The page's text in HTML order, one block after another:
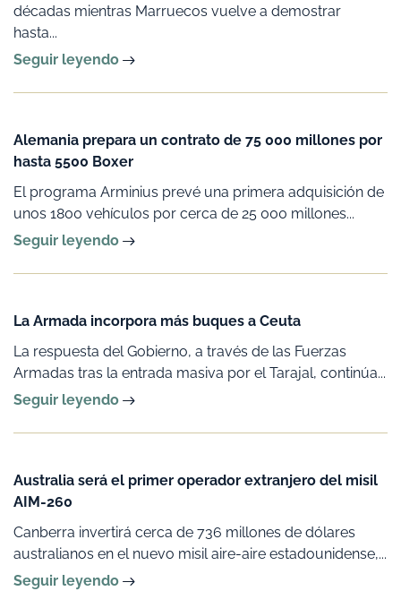
décadas mientras Marruecos vuelve a demostrar
hasta...
Seguir leyendo
Alemania prepara un contrato de 75 000 millones por
hasta 5500 Boxer
El programa Arminius prevé una primera adquisición de
unos 1800 vehículos por cerca de 25 000 millones...
Seguir leyendo
La Armada incorpora más buques a Ceuta
La respuesta del Gobierno, a través de las Fuerzas
Armadas tras la entrada masiva por el Tarajal, continúa...
Seguir leyendo
Australia será el primer operador extranjero del misil
AIM-260
Canberra invertirá cerca de 736 millones de dólares
australianos en el nuevo misil aire-aire estadounidense,...
Seguir leyendo